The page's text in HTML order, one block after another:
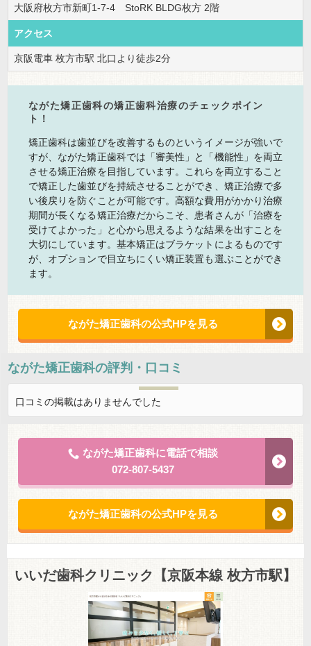
大阪府枚方市新町1-7-4 StoRK BLDG枚方 2階
アクセス
京阪電車 枚方市駅 北口より徒歩2分
ながた矯正歯科の矯正歯科治療のチェックポイン
ト！
矯正歯科は歯並びを改善するものというイメージが強いで
すが、ながた矯正歯科では「審美性」と「機能性」を両立
させる矯正治療を目指しています。これらを両立すること
で矯正した歯並びを持続させることができ、矯正治療で多
い後戻りを防ぐことが可能です。高額な費用がかかり治療
期間が長くなる矯正治療だからこそ、患者さんが「治療を
受けてよかった」と心から思えるような結果を出すことを
大切にしています。基本矯正はブラケットによるものです
が、オプションで目立ちにくい矯正装置も選ぶことができ
ます。
ながた矯正歯科の公式HPを見る
ながた矯正歯科の評判・口コミ
口コミの掲載はありませんでした
ながた矯正歯科に電話で相談
072-807-5437
ながた矯正歯科の公式HPを見る
いいだ歯科クリニック【京阪本線 枚方市駅】